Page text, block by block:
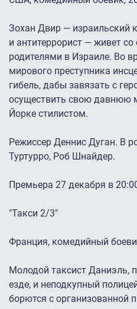
Зохан Двир — израильский
и антитеррорист — живет
родителями в Израиле. Во
мирового преступника
гибель, дабы завязать с
осуществить свою давнюю
Йорке стилистом.
Режиссер Деннис Дуган. В
Туртурро, Роб Шнайдер.
Премьера 27 декабря в
"Такси 2/3"
Франция, комедийный
Молодой таксист Даниэль,
езде, и неподкупный
борются с организованной